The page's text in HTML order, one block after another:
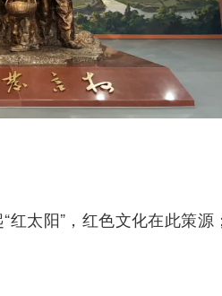
太阳”，红色文化在此策源